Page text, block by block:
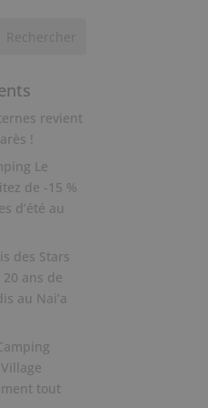
revient
!
Le
de -15 %
d’été au
des Stars
20 ans de
au Nai’a
tout